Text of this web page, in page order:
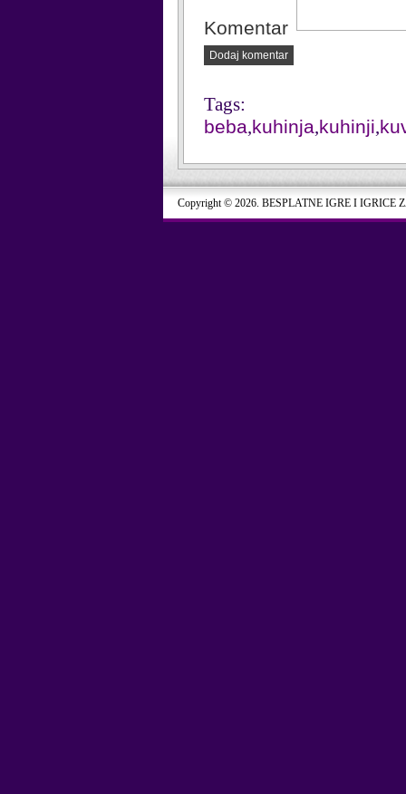
Komentar
Dodaj komentar
Tags:
beba,kuhinja,kuhinji,
Copyright © 2026. BESPLATNE IGRE I IGRICE